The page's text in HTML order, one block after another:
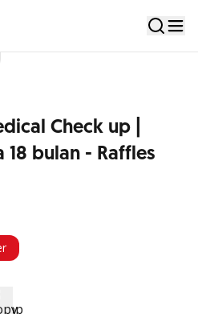
Check up |
bulan - Raffles